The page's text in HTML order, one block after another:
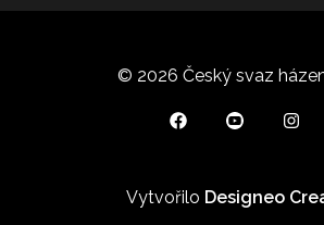
© 2026 Český svaz
Vytvořilo Designeo